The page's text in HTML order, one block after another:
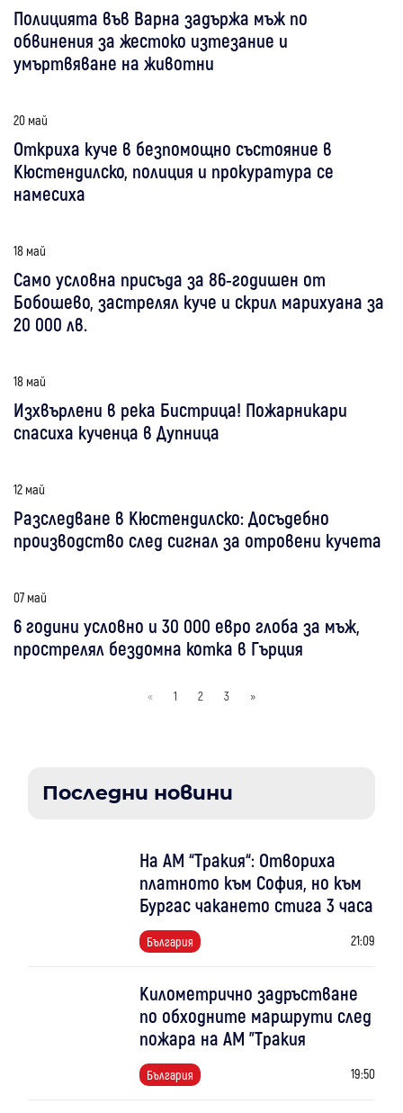
Полицията във Варна задържа мъж по
обвинения за жестоко изтезание и
умъртвяване на животни
20 май
Откриха куче в безпомощно състояние в
Кюстендилско, полиция и прокуратура се
намесиха
18 май
Само условна присъда за 86-годишен от
Бобошево, застрелял куче и скрил марихуана за
20 000 лв.
18 май
Изхвърлени в река Бистрица! Пожарникари
спасиха кученца в Дупница
12 май
Разследване в Кюстендилско: Досъдебно
производство след сигнал за отровени кучета
07 май
6 години условно и 30 000 евро глоба за мъж,
прострелял бездомна котка в Гърция
« 1 2 3 »
Последни новини
На АМ “Тракия“: Отвориха
платното към София, но към
Бургас чакането стига 3 часа
България 21:09
Километрично задръстване
по обходните маршрути след
пожара на АМ "Тракия
България 19:50